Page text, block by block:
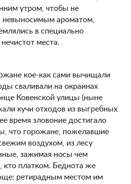
утром, чтобы не
невыносимым ароматом,
в специально
места.
кое-как сами вычищали
сваливали на окраинах
Ковенской улицы (ныне
кучи отходов из выгребных
время зловоние достигало
что горожане, пожелавшие
воздухом, из лесу
зажимая носы чем
кто платком. Беднота же
ретирадным местом им